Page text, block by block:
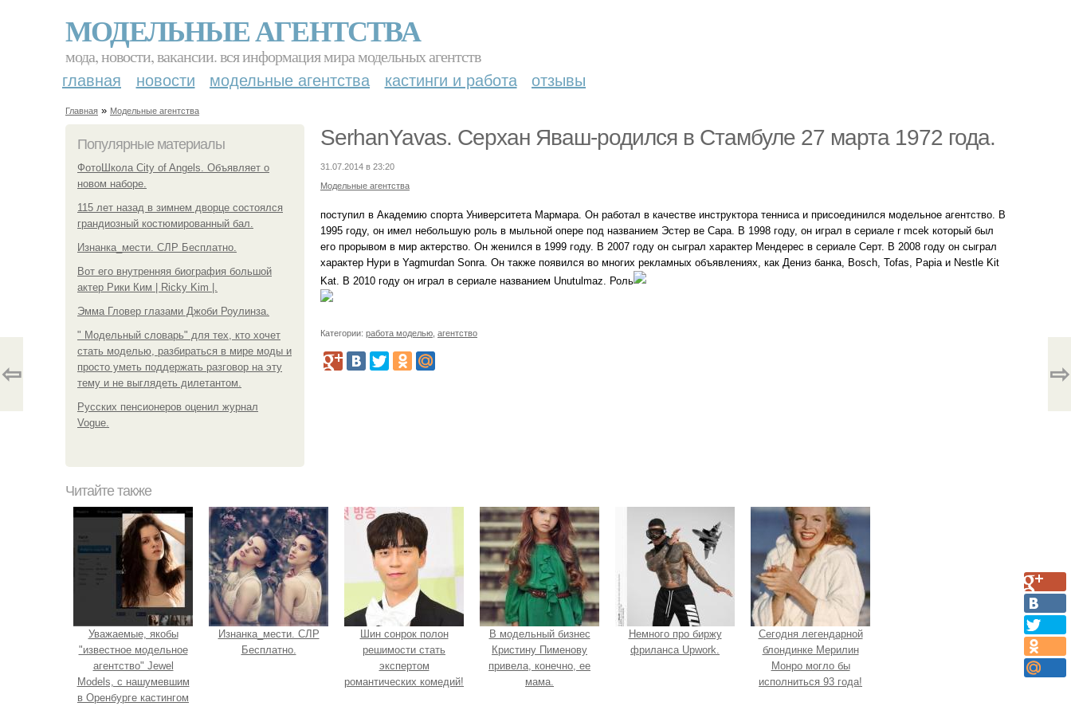
МОДЕЛЬНЫЕ АГЕНТСТВА
мода, новости, вакансии. вся информация мира модельных агентств
главная новости модельные агентства кастинги и работа отзывы
Главная » Модельные агентства
Популярные материалы
ФотоШкола City of Angels. Объявляет о
новом наборе.
115 лет назад в зимнем дворце состоялся
грандиозный костюмированный бал.
Изнанка_мести. СЛР Бесплатно.
Вот его внутренняя биография большой
актер Рики Ким | Ricky Kim |.
Эмма Гловер глазами Джоби Роулинза.
" Модельный словарь" для тех, кто хочет
стать моделью, разбираться в мире моды и
просто уметь поддержать разговор на эту
тему и не выглядеть дилетантом.
Русских пенсионеров оценил журнал
Vogue.
SerhanYavas. Серхан Яваш-родился в Стамбуле 27 марта 1972 года.
31.07.2014 в 23:20
Модельные агентства
поступил в Академию спорта Университета Мармара. Он работал в качестве инструктора тенниса и присоединился модельное агентство. В
1995 году, он имел небольшую роль в мыльной опере под названием Эстер ве Сара. В 1998 году, он играл в сериале r mcek который был
его прорывом в мир актерство. Он женился в 1999 году. В 2007 году он сыграл характер Мендерес в сериале Серт. В 2008 году он сыграл
характер Нури в Yagmurdan Sonra. Он также появился во многих рекламных объявлениях, как Дениз банка, Bosch, Tofas, Papia и Nestle Kit
Kat. В 2010 году он играл в сериале названием Unutulmaz. Роль
Категории: работа моделью агентство
⇦ ⇨
Читайте также
Уважаемые, якобы
"известное модельное
агентство" Jewel
Models, с нашумевшим
в Оренбурге кастингом
Изнанка_мести. СЛР
Бесплатно.
Шин сонрок полон
решимости стать
экспертом
романтических комедий!
В модельный бизнес
Кристину Пименову
привела, конечно, ее
мама.
Немного про биржу
фриланса Upwork.
Сегодня легендарной
блондинке Мерилин
Монро могло бы
исполниться 93 года!